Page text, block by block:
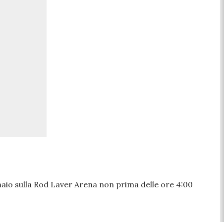
sulla Rod Laver Arena non prima delle ore 4:00